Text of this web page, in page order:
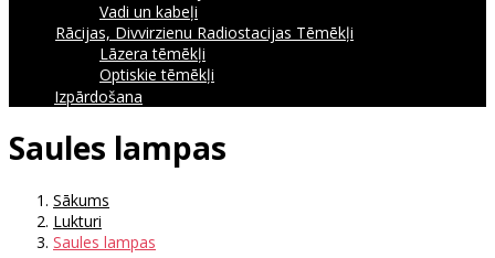
Vadi un kabeļi
Rācijas, Divvirzienu Radiostacijas Tēmēkļi
Lāzera tēmēkļi
Optiskie tēmēkļi
Izpārdošana
Saules lampas
Sākums
Lukturi
Saules lampas